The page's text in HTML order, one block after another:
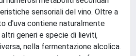
sensoriali del vino. Oltre a
d'uva contiene naturalmente
generi e specie di lieviti,
nella fermentazione alcolica.